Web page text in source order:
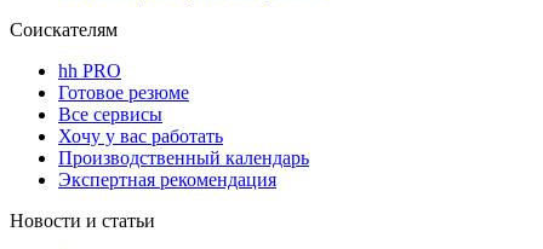
Соискателям
hh PRO
Готовое резюме
Все сервисы
Хочу у вас работать
Производственный календарь
Экспертная рекомендация
Новости и статьи